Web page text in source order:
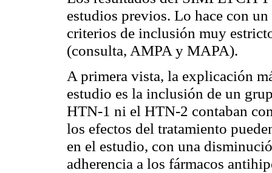
estudios previos. Lo hace con
criterios de inclusión muy
(consulta, AMPA y MAPA).
A primera vista, la explicación
estudio es la inclusión de un
HTN-1 ni el HTN-2 contaban
los efectos del tratamiento
en el estudio, con una
adherencia a los fármacos